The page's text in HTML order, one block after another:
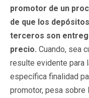
promotor de un
de que los
terceros son
precio. Cuando, sea
resulte evidente para
específica finalidad
promotor, pesa sobre